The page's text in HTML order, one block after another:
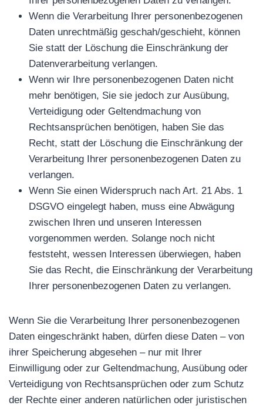
Wenn die Verarbeitung Ihrer personenbezogenen
Daten unrechtmäßig geschah/geschieht, können
Sie statt der Löschung die Einschränkung der
Datenverarbeitung verlangen.
Wenn wir Ihre personenbezogenen Daten nicht
mehr benötigen, Sie sie jedoch zur Ausübung,
Verteidigung oder Geltendmachung von
Rechtsansprüchen benötigen, haben Sie das
Recht, statt der Löschung die Einschränkung der
Verarbeitung Ihrer personenbezogenen Daten zu
verlangen.
Wenn Sie einen Widerspruch nach Art. 21 Abs. 1
DSGVO eingelegt haben, muss eine Abwägung
zwischen Ihren und unseren Interessen
vorgenommen werden. Solange noch nicht
feststeht, wessen Interessen überwiegen, haben
Sie das Recht, die Einschränkung der Verarbeitung
Ihrer personenbezogenen Daten zu verlangen.
Wenn Sie die Verarbeitung Ihrer personenbezogenen
Daten eingeschränkt haben, dürfen diese Daten – von
ihrer Speicherung abgesehen – nur mit Ihrer
Einwilligung oder zur Geltendmachung, Ausübung oder
Verteidigung von Rechtsansprüchen oder zum Schutz
der Rechte einer anderen natürlichen oder juristischen